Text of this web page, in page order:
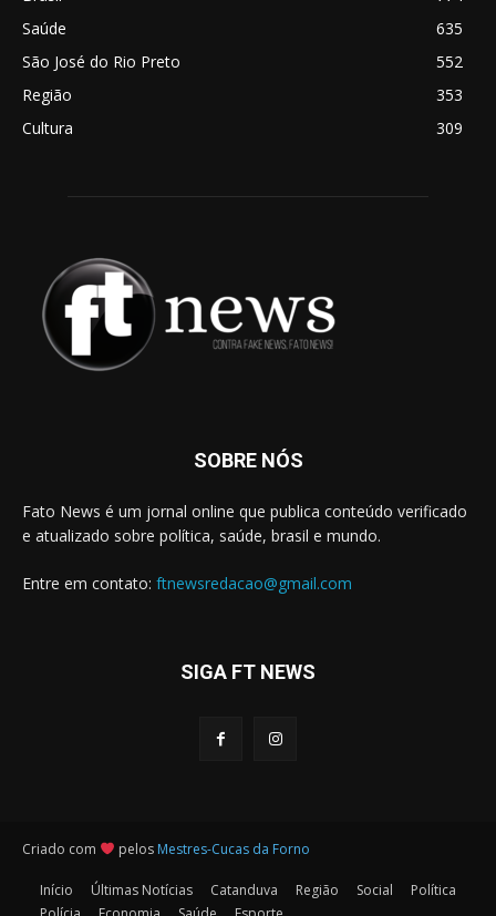
Saúde
635
São José do Rio Preto
552
Região
353
Cultura
309
SOBRE NÓS
Fato News é um jornal online que publica conteúdo verificado
e atualizado sobre política, saúde, brasil e mundo.
Entre em contato: ftnewsredacao@gmail.com
SIGA FT NEWS
Criado com pelos Mestres-Cucas da Forno
Início Últimas Notícias Catanduva Região Social
Política